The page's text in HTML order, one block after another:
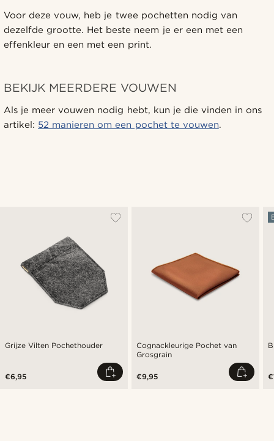
Voor deze vouw, heb je twee pochetten nodig van
dezelfde grootte. Het beste neem je er een met een
effenkleur en een met een print.
BEKIJK MEERDERE VOUWEN
Als je meer vouwen nodig hebt, kun je die vinden in ons
artikel: 52 manieren om een pochet te vouwen.
Grijze Vilten Pochethouder
€6,95
Cognackleurige Pochet van
Grosgrain
€9,95